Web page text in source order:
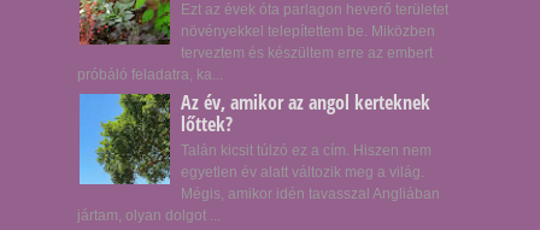
Ezt az évek óta parlagon heverő területet
növényekkel telepítettem be. Miközben
terveztem és készültem erre az embert
próbáló feladatra, ka...
Az év, amikor az angol kerteknek
lőttek?
Talán kicsit túlzó ez a cím. Hiszen nem
egyetlen év alatt változik meg a világ.
Mégis, amikor idén tavasszal Angliában
jártam, olyan dolgot ...